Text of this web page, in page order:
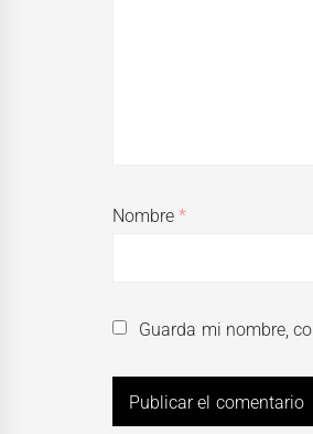
Nombre*
Guarda mi nombre,